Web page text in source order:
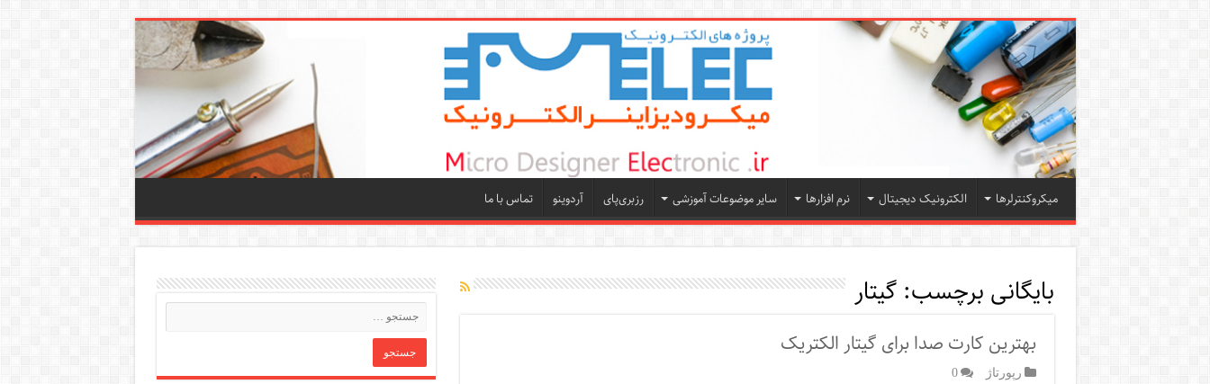
میکروکنترلرها الکترونیک دیجیتال نرم افزارها سایر موضوعات آموزشی رزبری‌پای آردوینو تماس با ما
بایگانی برچسب:گیتار
بهترین کارت صدا برای گیتار الکتریک
رپورتاژ‌ 0